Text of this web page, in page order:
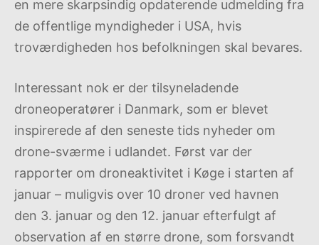
en mere skarpsindig opdaterende udmelding fra
de offentlige myndigheder i USA, hvis
troværdigheden hos befolkningen skal bevares.
Interessant nok er der tilsyneladende
droneoperatører i Danmark, som er blevet
inspirerede af den seneste tids nyheder om
drone-sværme i udlandet. Først var der
rapporter om droneaktivitet i Køge i starten af
januar – muligvis over 10 droner ved havnen
den 3. januar og den 12. januar efterfulgt af
observation af en større drone, som forsvandt